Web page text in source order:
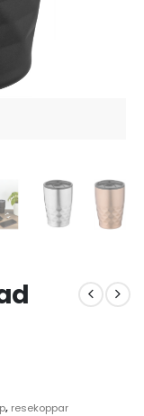
, resekoppar